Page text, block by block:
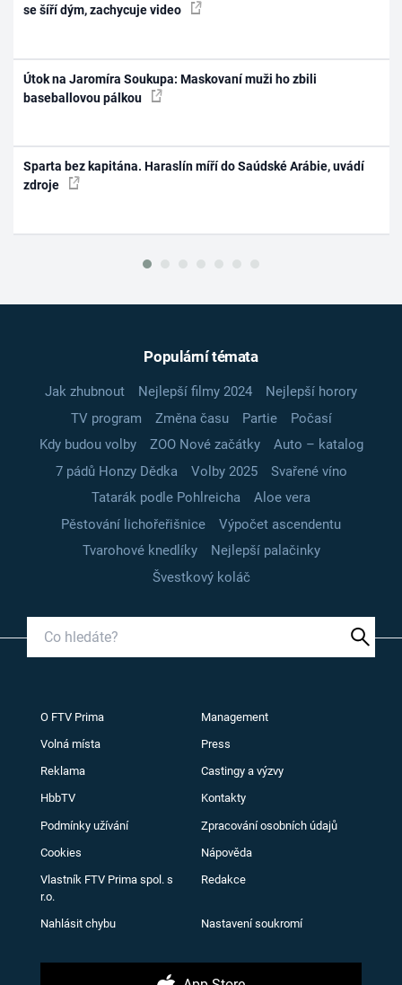
se šíří dým, zachycuje video
Útok na Jaromíra Soukupa: Maskovaní muži ho zbili
baseballovou pálkou
Sparta bez kapitána. Haraslín míří do Saúdské Arábie, uvádí
zdroje
Populární témata
Jak zhubnout Nejlepší filmy 2024
Nejlepší horory
TV program
Změna času Partie
Počasí
Kdy budou volby
ZOO Nové začátky
Auto – katalog
7 pádů Honzy Dědka
Volby 2025
Svařené víno
Tatarák podle Pohlreicha
Aloe vera
Pěstování lichořeřišnice
Výpočet ascendentu
Tvarohové knedlíky
Nejlepší palačinky
Švestkový koláč
O FTV Prima Management
Volná místa Press
Reklama Castingy a výzvy
HbbTV Kontakty
Podmínky užívání Zpracování osobních údajů
Cookies Nápověda
Vlastník FTV Prima spol. s
r.o.
Redakce
Nahlásit chybu Nastavení soukromí